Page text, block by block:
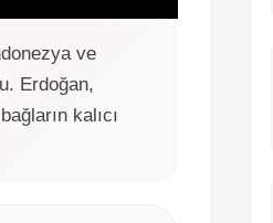
t
i
ve
Erdoğan,
kalıcı